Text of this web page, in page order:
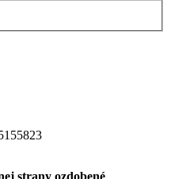
strany ozdobené